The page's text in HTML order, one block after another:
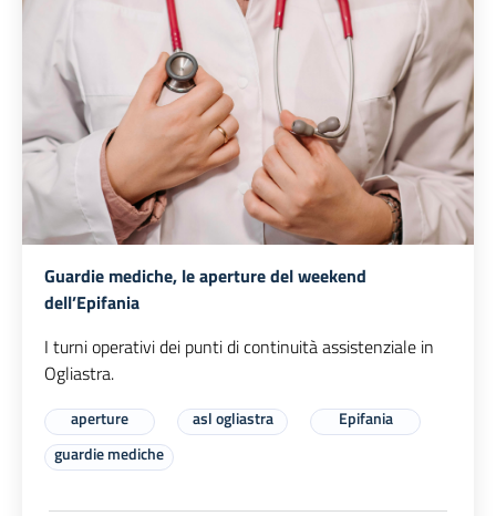
Guardie mediche, le aperture del weekend
dell’Epifania
I turni operativi dei punti di continuità assistenziale in
Ogliastra.
aperture asl ogliastra
Epifania
guardie mediche